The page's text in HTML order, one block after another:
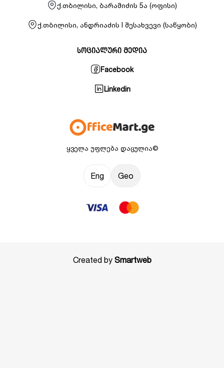
ყველა უფლება დაცულია©
Eng Geo
ქ.თბილისი, ბარამიძის 5ა (ოფისი)
ქ.თბილისი, ანდრიაძის I შესახვევი (საწყობი)
სოციალური მედია
Facebook
Linkedin
Created by Smartweb